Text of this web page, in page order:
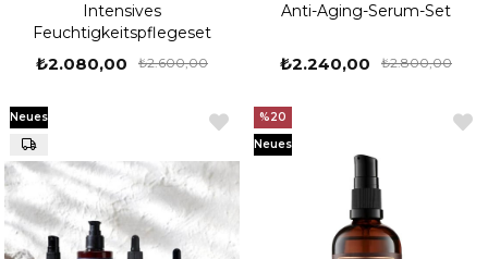
Intensives
Feuchtigkeitspflegeset
₺2.080,00 ₺2.600,00
Anti-Aging-Serum-Set
₺2.240,00 ₺2.800,00
Neues
Produkt
%20
Neues